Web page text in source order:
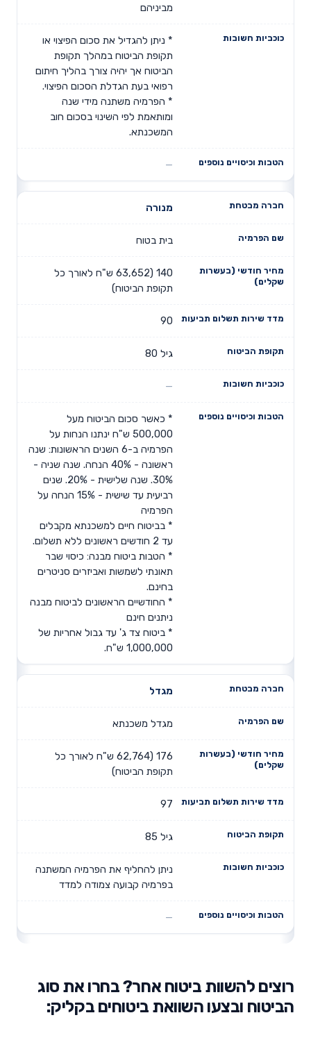
מביניהם
* ניתן להגדיל את סכום הפיצוי או
תקופת הביטוח במהלך תקופת
הביטוח אך יהיה צורך בהליך חיתום
רפואי בעת הגדלת הסכום הפיצוי.
* הפרמיה משתנה מידי שנה
ומותאמת לפי השינוי בסכום חוב
המשכנתא.
מנורה
בית בטוח
140 (63,652 ש"ח לאורך כל
תקופת הביטוח)
90
גיל 80
* כאשר סכום הביטוח מעל
500,000 ש"ח ינתנו הנחות על
הפרמיה ב-6 השנים הראשונות: שנה
ראשונה - 40% הנחה. שנה שניה -
30%. שנה שלישית - 20%. שנים
רביעית עד שישית - 15% הנחה על
הפרמיה
* בביטוח חיים למשכנתא מקבלים
עד 2 חודשים ראשונים ללא תשלום.
* הטבות ביטוח מבנה: כיסוי שבר
תאונתי לשמשות ואביזרים סניטרים
בחינם.
* החודשיים הראשונים לביטוח מבנה
ניתנים חינם
* ביטוח צד ג' עד גבול אחריות של
1,000,000 ש"ח.
מגדל
מגדל משכנתא
176 (62,764 ש"ח לאורך כל
תקופת הביטוח)
97
גיל 85
ניתן להחליף את הפרמיה המשתנה
בפרמיה קבועה צמודה למדד
רוצים להשוות ביטוח אחר? בחרו את סוג
הביטוח ובצעו השוואת ביטוחים בקליק: